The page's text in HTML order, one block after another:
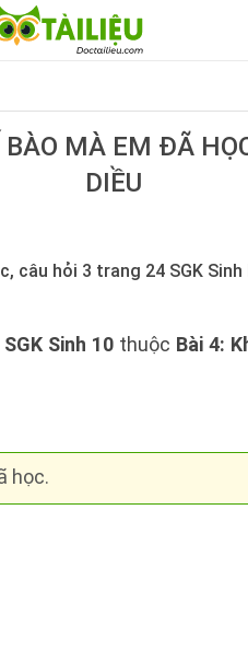
BÀO MÀ EM ĐÃ
DIỀU
câu hỏi 3 trang 24 SGK Sinh
Sinh 10 thuộc Bài 4:
học.